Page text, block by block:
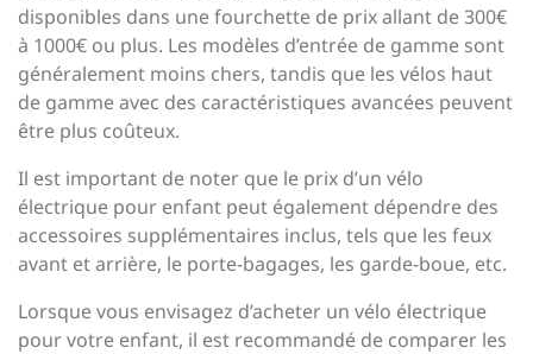
disponibles dans une fourchette de prix allant de 300€
à 1000€ ou plus. Les modèles d’entrée de gamme sont
généralement moins chers, tandis que les vélos haut
de gamme avec des caractéristiques avancées peuvent
être plus coûteux.
Il est important de noter que le prix d’un vélo
électrique pour enfant peut également dépendre des
accessoires supplémentaires inclus, tels que les feux
avant et arrière, le porte-bagages, les garde-boue, etc.
Lorsque vous envisagez d’acheter un vélo électrique
pour votre enfant, il est recommandé de comparer les